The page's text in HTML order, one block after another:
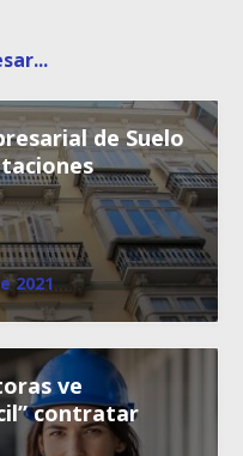
de Suelo
2021
ve
contratar